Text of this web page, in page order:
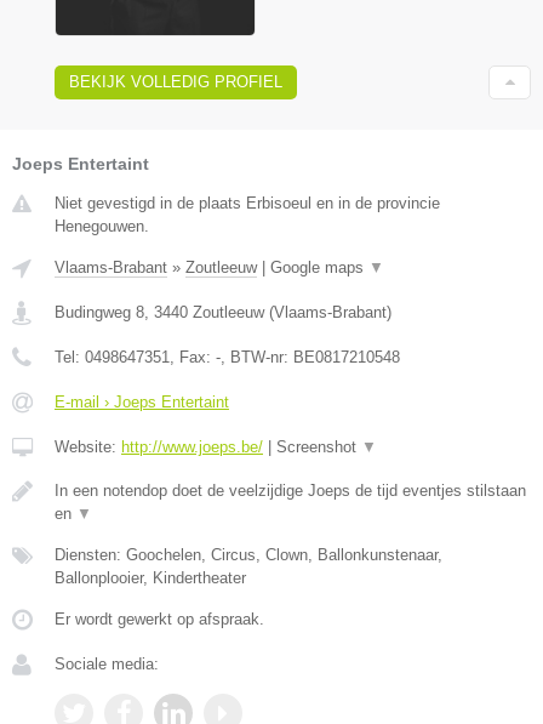
BEKIJK VOLLEDIG PROFIEL
Joeps Entertaint
Niet gevestigd in de plaats Erbisoeul en in de provincie
Henegouwen.
Vlaams-Brabant » Zoutleeuw| Google maps ▼
Budingweg 8 3440 Zoutleeuw(Vlaams-Brabant)
Tel: 0498647351 , Fax: - , BTW-nr: BE0817210548
E-mail › Joeps Entertaint
Website: http://www.joeps.be/ | Screenshot ▼
In een notendop doet de veelzijdige Joeps de tijd eventjes stilstaan
en ▼
Diensten: Goochelen, Circus, Clown, Ballonkunstenaar,
Ballonplooier, Kindertheater
Er wordt gewerkt op afspraak.
Sociale media: